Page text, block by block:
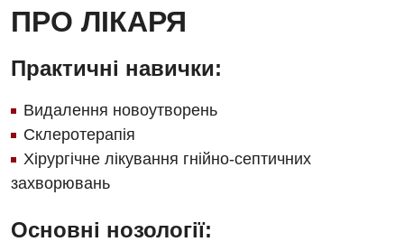
Безоплатні послуги
Вакцинація
Відділення кардіосудинної патології та неврології
Відділення невідкладних станів
Гінекологічне відділення
Урологічне відділення
Хірургічне відділення
Швидка медична допомога
ПРО ЛІКАРЯ
Практичні навички:
Видалення новоутворень
Склеротерапія
Хірургічне лікування гнійно-септичних
захворювань
Основні нозології: